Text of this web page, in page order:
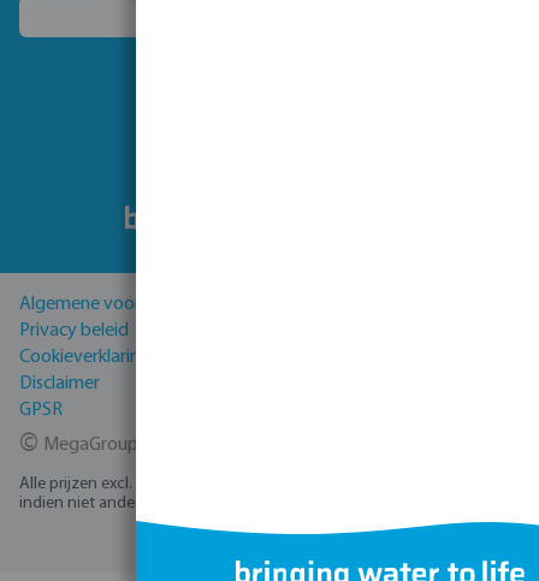
Algemene voorwaarden
Privacy beleid
Cookieverklaring
Disclaimer
GPSR
© MegaGroup Trade 2026
Alle prijzen excl. BTW plus
indien niet anders vermeld.